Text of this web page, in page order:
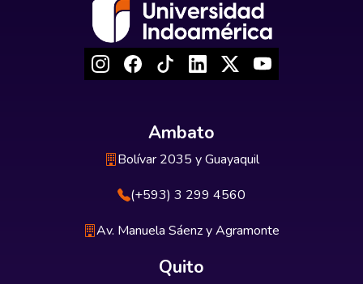
Ambato
Bolívar 2035 y Guayaquil
(+593) 3 299 4560
Av. Manuela Sáenz y Agramonte
Quito